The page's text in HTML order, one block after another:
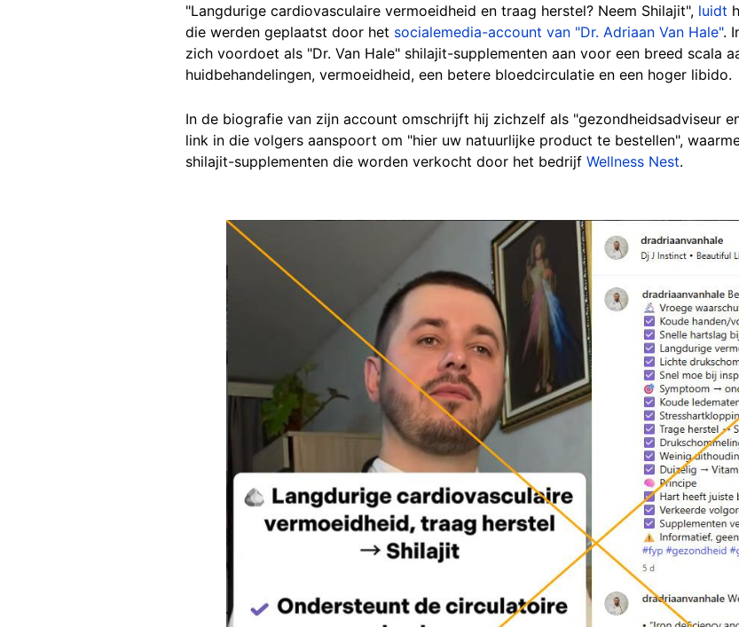
"Langdurige cardiovasculaire vermoeidheid en traag herstel? Neem Shilajit", luidt
die werden geplaatst door het socialemedia-account van "Dr. Adriaan Van Hale".
zich voordoet als "Dr. Van Hale" shilajit-supplementen aan voor een breed scala
huidbehandelingen, vermoeidheid, een betere bloedcirculatie en een hoger libido.
In de biografie van zijn account omschrijft hij zichzelf als "gezondheidsadviseur
link in die volgers aanspoort om "hier uw natuurlijke product te bestellen",
shilajit-supplementen die worden verkocht door het bedrijf Wellness Nest.
Image